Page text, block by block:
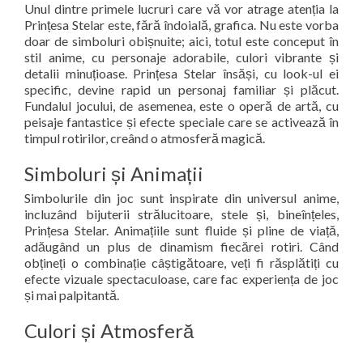
Unul dintre primele lucruri care vă vor atrage atenția la
Prințesa Stelar este, fără îndoială, grafica. Nu este vorba
doar de simboluri obișnuite; aici, totul este conceput în
stil anime, cu personaje adorabile, culori vibrante și
detalii minuțioase. Prințesa Stelar însăși, cu look-ul ei
specific, devine rapid un personaj familiar și plăcut.
Fundalul jocului, de asemenea, este o operă de artă, cu
peisaje fantastice și efecte speciale care se activează în
timpul rotirilor, creând o atmosferă magică.
Simboluri și Animații
Simbolurile din joc sunt inspirate din universul anime,
incluzând bijuterii strălucitoare, stele și, bineînțeles,
Prințesa Stelar. Animațiile sunt fluide și pline de viață,
adăugând un plus de dinamism fiecărei rotiri. Când
obțineți o combinație câștigătoare, veți fi răsplătiți cu
efecte vizuale spectaculoase, care fac experiența de joc
și mai palpitantă.
Culori și Atmosferă